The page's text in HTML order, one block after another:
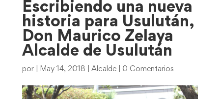
Escribiendo una nueva
historia para Usulután,
Don Maurico Zelaya
Alcalde de Usulután
por May 14, 2018 Alcalde| 0 Comentarios